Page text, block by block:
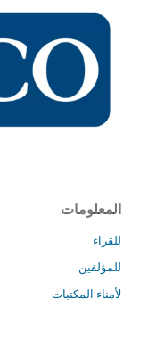
المعلومات
للقراء
للمؤلفين
لأمناء المكتبات